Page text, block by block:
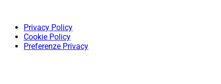
Privacy Policy
Cookie Policy
Preferenze Privacy